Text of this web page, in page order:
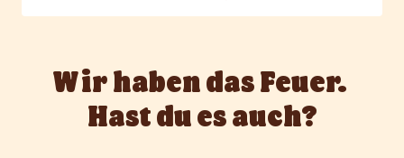
Wir haben das Feuer.
Hast du es auch?